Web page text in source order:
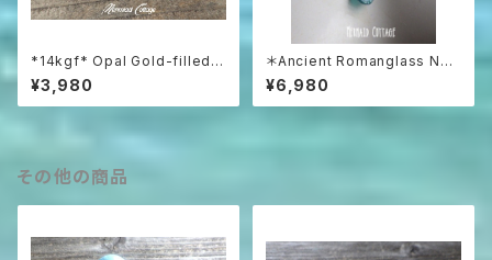
*14kgf* Opal Gold-filled B
racelet
¥3,980
＊Ancient Romanglass Nec
klace3WAY☆ローマングラス
ブラックスピネルネックレス☆ユ
ニセックス☆
¥6,980
その他の商品